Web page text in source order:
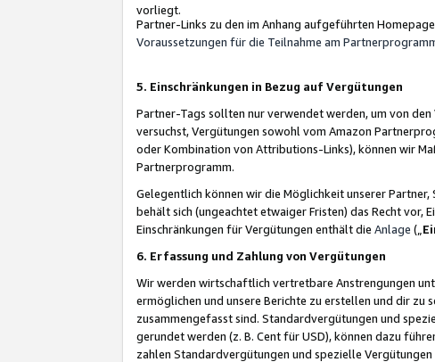
vorliegt.
Partner-Links zu den im Anhang aufgeführten
Voraussetzungen für die Teilnahme am
5. Einschränkungen in Bezug auf Vergütungen
Partner-Tags sollten nur verwendet werden, um von
versuchst, Vergütungen sowohl vom Amazon
oder Kombination von Attributions-Links), können wir
Partnerprogramm.
Gelegentlich können wir die Möglichkeit unserer
behält sich (ungeachtet etwaiger Fristen) das Recht
Einschränkungen für Vergütungen enthält die Anlage („
6. Erfassung und Zahlung von Vergütungen
Wir werden wirtschaftlich vertretbare Anstrengungen
ermöglichen und unsere Berichte zu erstellen und dir zu
zusammengefasst sind. Standardvergütungen und
gerundet werden (z. B. Cent für USD), können dazu
zahlen Standardvergütungen und spezielle